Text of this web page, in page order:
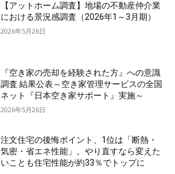
【アットホーム調査】地場の不動産仲介業
における景況感調査（2026年1～3月期）
2026年5月26日
『空き家の売却を経験された方』への意識
調査 結果公表～空き家管理サービスの全国
ネット『日本空き家サポート』実施～
2026年5月26日
注文住宅の後悔ポイント、1位は「断熱・
気密・省エネ性能」。やり直すなら変えた
いことも住宅性能が約33％でトップに